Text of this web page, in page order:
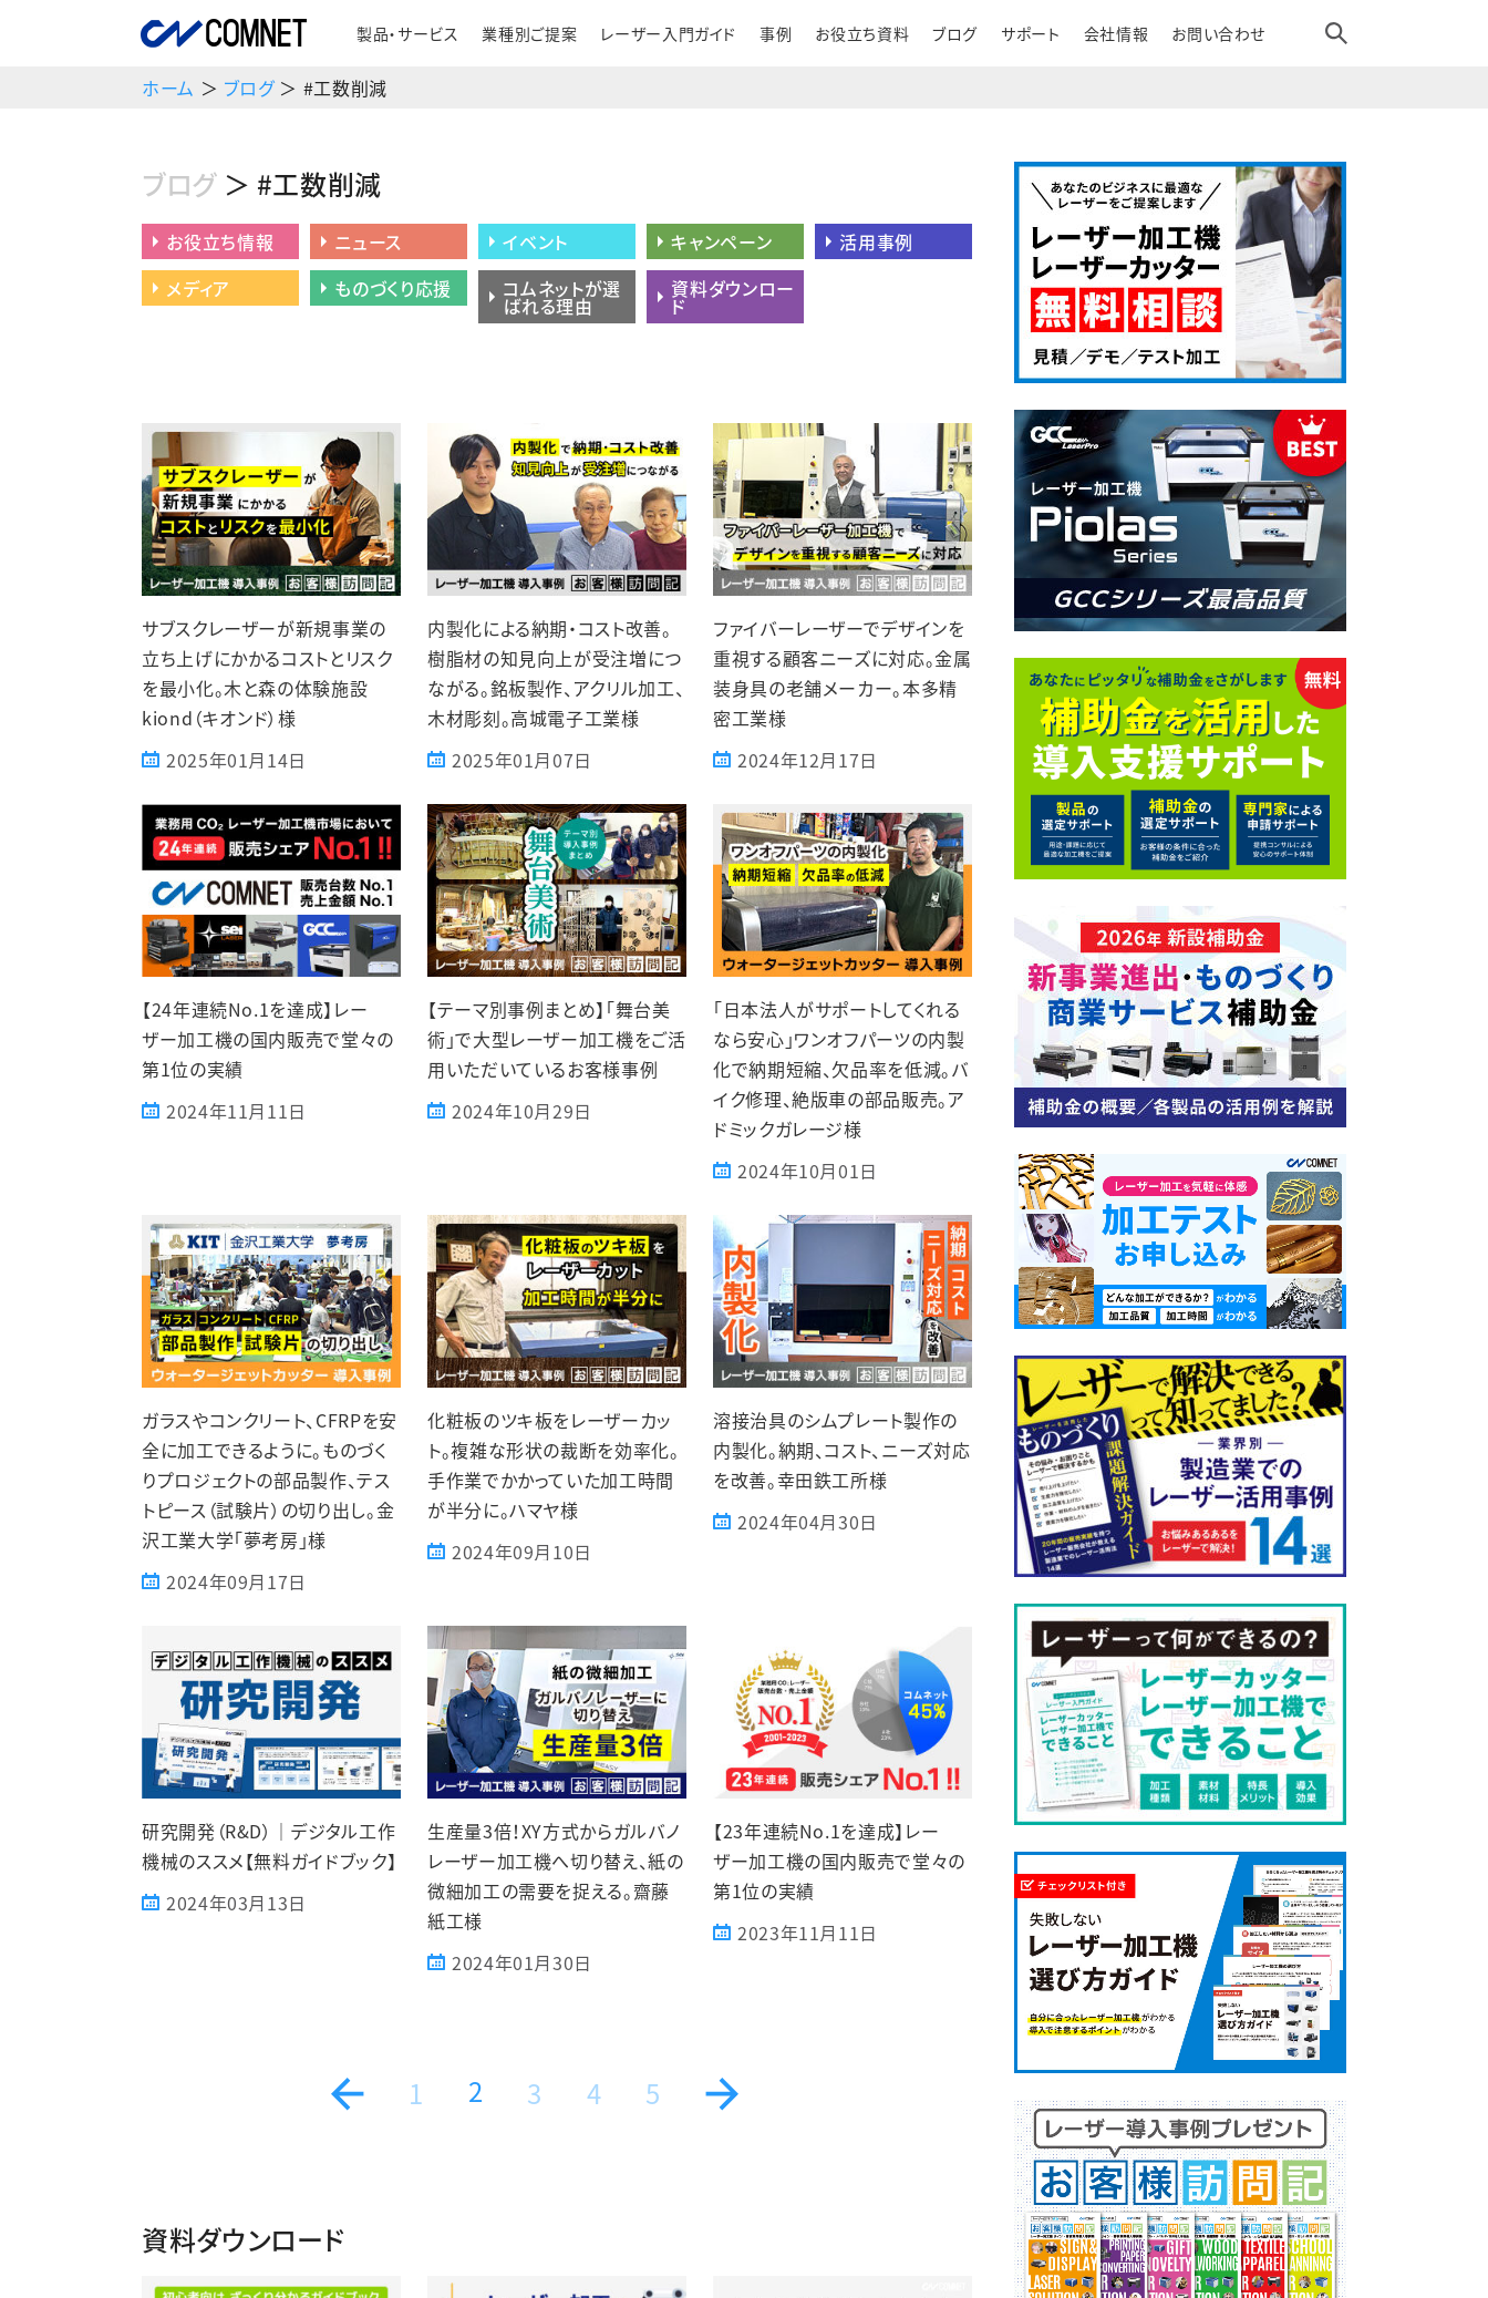
製品・サービス 業種別ご提案 レーザー入門ガイド 事例 お役立ち資料 ブログ サポート 会社情報 お問い合わせ
ホーム ＞ ブログ＞ #工数削減
ブログ＞ #工数削減
お役立ち情報 ニュース イベント キャンペーン
活用事例
メディア
ものづくり応援 コムネットが選
ばれる理由
資料ダウンロー
ド
サブスクレーザーが新規事業の
立ち上げにかかるコストとリスク
を最小化。木と森の体験施設
kiond（キオンド）様
2025年01月14日
内製化による納期・コスト改善。
樹脂材の知見向上が受注増につ
ながる。銘板製作、アクリル加工、
木材彫刻。高城電子工業様
2025年01月07日
ファイバーレーザーでデザインを
重視する顧客ニーズに対応。金属
装身具の老舗メーカー。本多精
密工業様
2024年12月17日
【24年連続No.1を達成】レー
ザー加工機の国内販売で堂々の
第1位の実績
2024年11月11日
【テーマ別事例まとめ】「舞台美
術」で大型レーザー加工機をご活
用いただいているお客様事例
2024年10月29日
「日本法人がサポートしてくれる
なら安心」ワンオフパーツの内製
化で納期短縮、欠品率を低減。バ
イク修理、絶版車の部品販売。ア
ドミックガレージ様
2024年10月01日
ガラスやコンクリート、CFRPを安
全に加工できるように。ものづく
りプロジェクトの部品製作、テス
トピース（試験片）の切り出し。金
沢工業大学「夢考房」様
2024年09月17日
化粧板のツキ板をレーザーカッ
ト。複雑な形状の裁断を効率化。
手作業でかかっていた加工時間
が半分に。ハマヤ様
2024年09月10日
溶接治具のシムプレート製作の
内製化。納期、コスト、ニーズ対応
を改善。幸田鉄工所様
2024年04月30日
研究開発（R&D）｜デジタル工作
機械のススメ【無料ガイドブック】
2024年03月13日
生産量3倍！XY方式からガルバノ
レーザー加工機へ切り替え、紙の
微細加工の需要を捉える。齋藤
紙工様
2024年01月30日
【23年連続No.1を達成】レー
ザー加工機の国内販売で堂々の
第1位の実績
2023年11月11日
1 2 3 4 5
資料ダウンロード